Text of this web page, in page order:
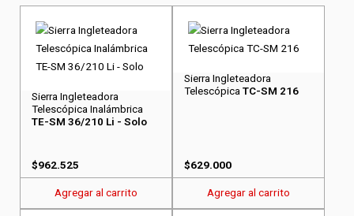
Sierra Ingleteadora
Telescópica Inalámbrica
TE-SM 36/210 Li - Solo
$962.525
Agregar al carrito
Sierra Ingleteadora
Telescópica TC-SM 216
$629.000
Agregar al carrito